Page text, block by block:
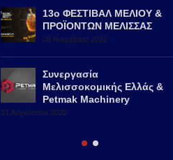
13ο ΦΕΣΤΙΒΑΛ ΜΕΛΙΟΥ &
ΠΡΟΪΟΝΤΩΝ ΜΕΛΙΣΣΑΣ
28 Νοεμβρίου 2022
Συνεργασία
Μελισσοκομικής Ελλάς &
Petmak Machinery
31 Αυγούστου 2022